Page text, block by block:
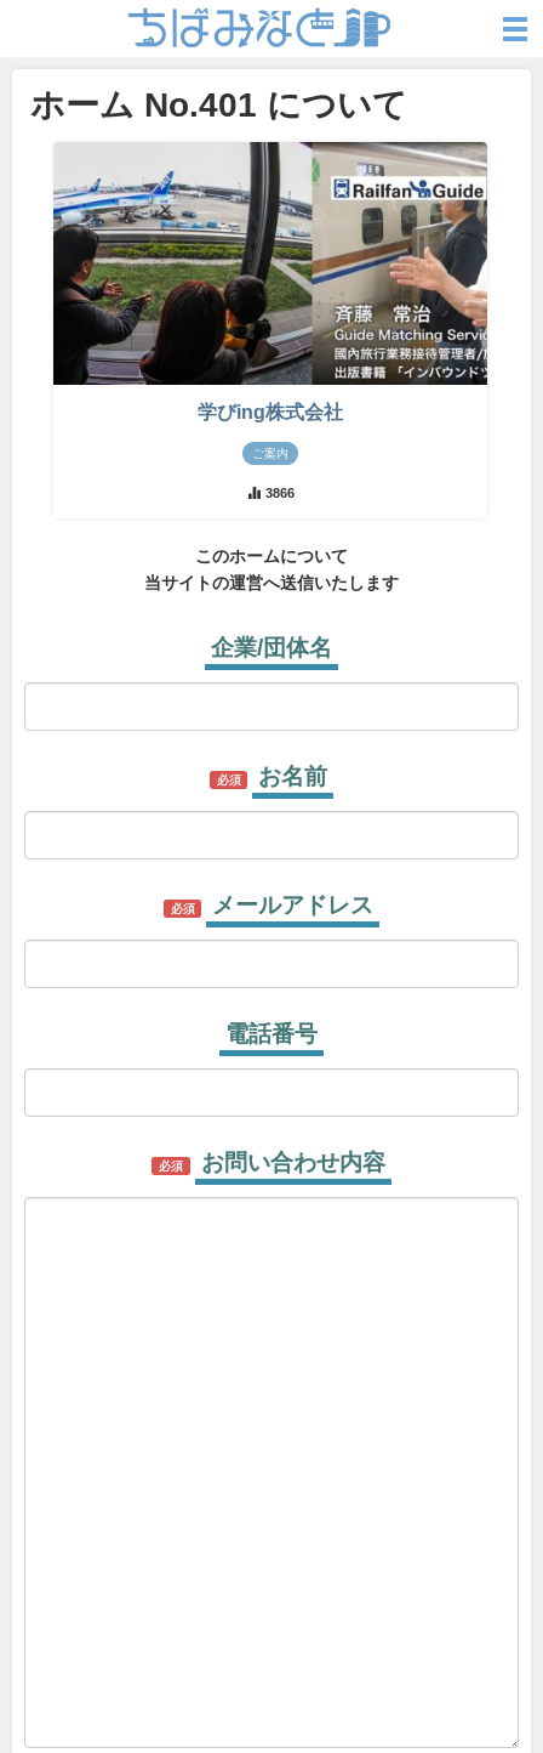
ホーム No.401 について
学びing株式会社
ご案内
3866
このホームについて
当サイトの運営へ送信いたします
企業/団体名
必須 お名前
必須 メールアドレス
電話番号
必須 お問い合わせ内容